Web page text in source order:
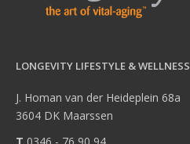
LONGEVITY LIFESTYLE & WELLNESS
J. Homan van der Heideplein 68a
3604 DK Maarssen